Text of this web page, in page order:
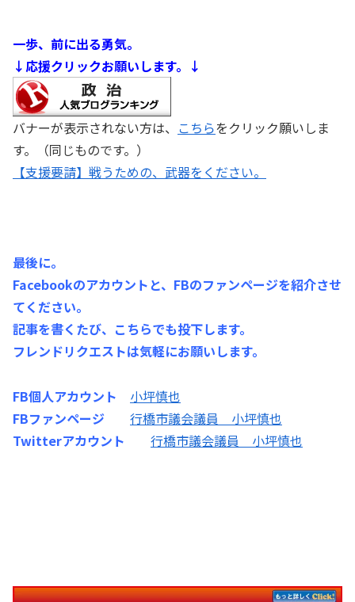
一歩、前に出る勇気。
↓応援クリックお願いします。↓
バナーが表示されない方は、 こちらをクリック願いしま
す。（同じものです。）
【支援要請】戦うための、武器をください。
最後に。
Facebookのアカウントと、FBのファンページを紹介させ
てください。
記事を書くたび、こちらでも投下します。
フレンドリクエストは気軽にお願いします。
FB個人アカウント
小坪慎也
FBファンページ
行橋市議会議員 小坪慎也
Twitterアカウント
行橋市議会議員 小坪慎也